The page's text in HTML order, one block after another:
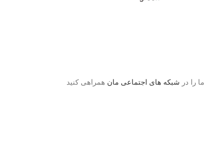
ما را در شبکه های اجتماعی مان همراهی کنید